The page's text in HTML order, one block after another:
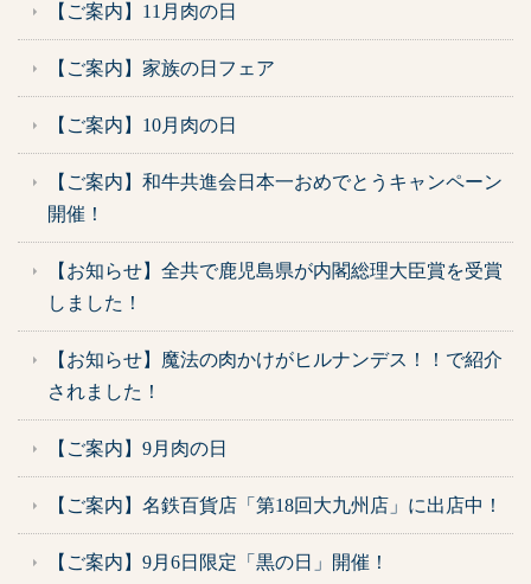
【ご案内】11月肉の日
【ご案内】家族の日フェア
【ご案内】10月肉の日
【ご案内】和牛共進会日本一おめでとうキャンペーン
開催！
【お知らせ】全共で鹿児島県が内閣総理大臣賞を受賞
しました！
【お知らせ】魔法の肉かけがヒルナンデス！！で紹介
されました！
【ご案内】9月肉の日
【ご案内】名鉄百貨店「第18回大九州店」に出店中！
【ご案内】9月6日限定「黒の日」開催！